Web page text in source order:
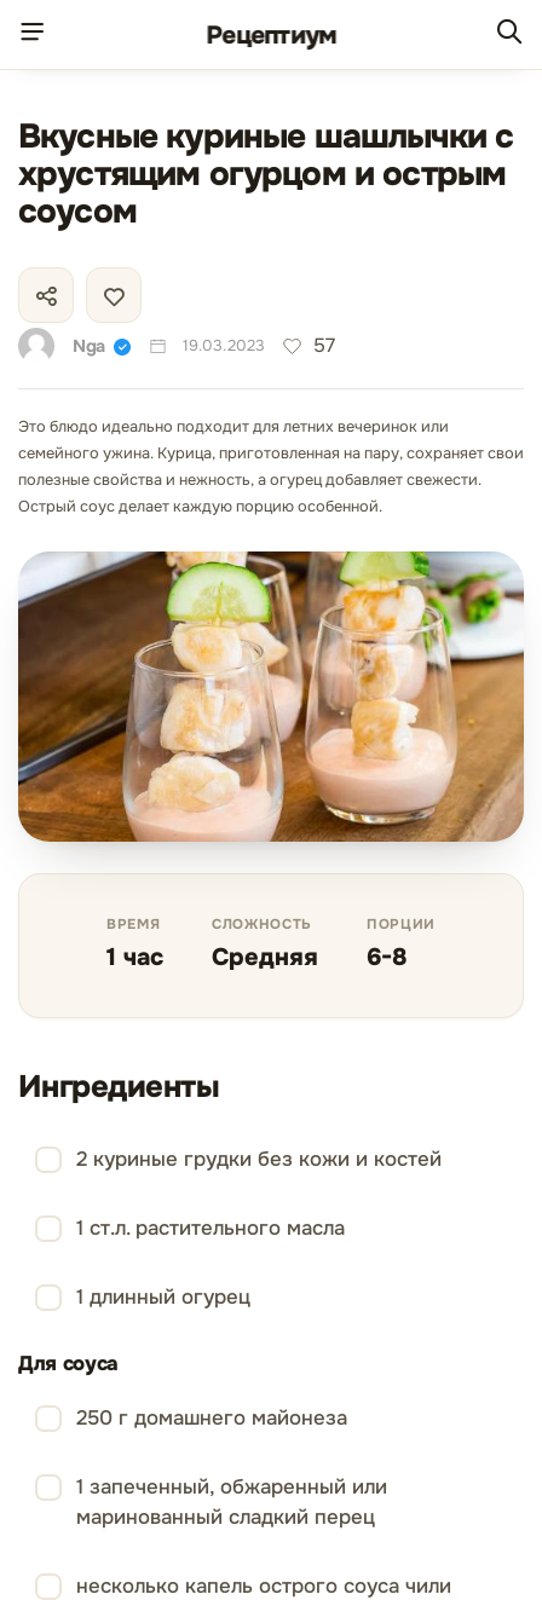
Рецептиум
Вкусные куриные шашлычки с
хрустящим огурцом и острым
соусом
Nga 19.03.2023 57
Это блюдо идеально подходит для летних вечеринок или
семейного ужина. Курица, приготовленная на пару, сохраняет свои
полезные свойства и нежность, а огурец добавляет свежести.
Острый соус делает каждую порцию особенной.
ВРЕМЯ
1 час
СЛОЖНОСТЬ
Средняя
ПОРЦИИ
6-8
Ингредиенты
2 куриные грудки без кожи и костей
1 ст.л. растительного масла
1 длинный огурец
Для соуса
250 г домашнего майонеза
1 запеченный, обжаренный или
маринованный сладкий перец
несколько капель острого соуса чили